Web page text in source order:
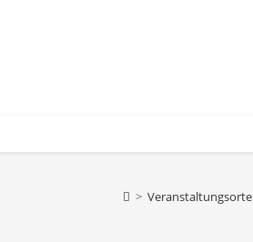
> Veranstaltungsorte